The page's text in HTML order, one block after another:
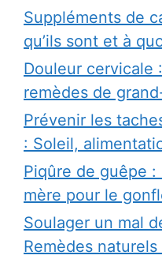
Suppléments de
qu’ils sont et à
Douleur cervicale
remèdes de
Prévenir les
: Soleil,
Piqûre de guêpe
mère pour le
Soulager un mal
Remèdes